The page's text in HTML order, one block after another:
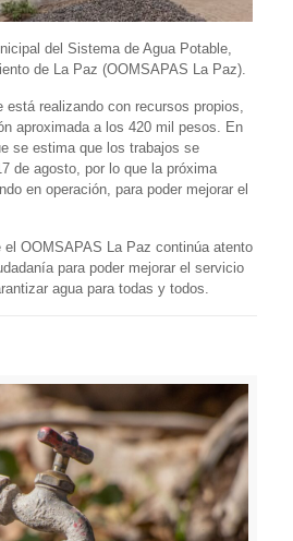
del Sistema de Agua Potable,
de La Paz (OOMSAPAS La Paz).
está realizando con recursos propios,
aproximada a los 420 mil pesos. En
se estima que los trabajos se
de agosto, por lo que la próxima
en operación, para poder mejorar el
el OOMSAPAS La Paz continúa atento
para poder mejorar el servicio
agua para todas y todos.